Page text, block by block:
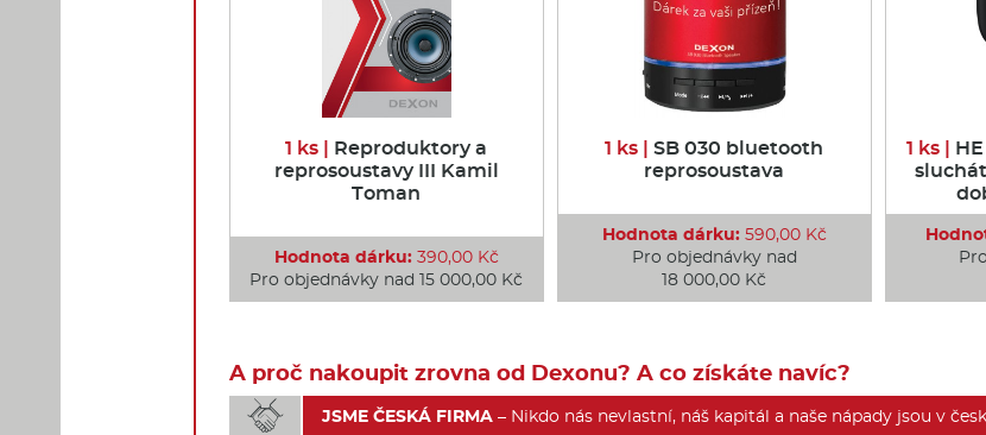
1 ks | Reproduktory a
reprosoustavy III Kamil
Toman
Hodnota dárku:390,00 Kč
Pro objednávky nad 15 000,00 Kč
1 ks |SB 030 bluetooth
reprosoustava
Hodnota dárku:590,00 Kč
Pro objednávky nad
18 000,00 Kč
1 ks |
A proč nakoupit zrovna od Dexonu? A co získáte navíc?
 JSME ČESKÁ FIRMA – Nikdo nás nevlastní, náš kapitál a naše nápady jsou v